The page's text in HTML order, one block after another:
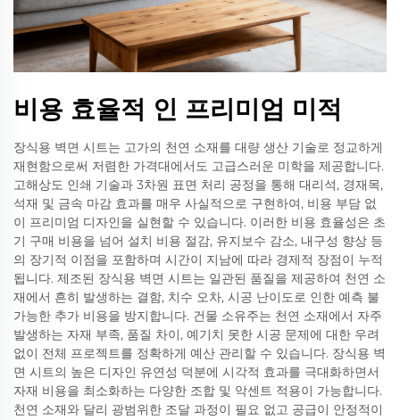
비용 효율적 인 프리미엄 미적
장식용 벽면 시트는 고가의 천연 소재를 대량 생산 기술로 정교하게
재현함으로써 저렴한 가격대에서도 고급스러운 미학을 제공합니다.
고해상도 인쇄 기술과 3차원 표면 처리 공정을 통해 대리석, 경재목,
석재 및 금속 마감 효과를 매우 사실적으로 구현하여, 비용 부담 없
이 프리미엄 디자인을 실현할 수 있습니다. 이러한 비용 효율성은 초
기 구매 비용을 넘어 설치 비용 절감, 유지보수 감소, 내구성 향상 등
의 장기적 이점을 포함하며 시간이 지남에 따라 경제적 장점이 누적
됩니다. 제조된 장식용 벽면 시트는 일관된 품질을 제공하여 천연 소
재에서 흔히 발생하는 결함, 치수 오차, 시공 난이도로 인한 예측 불
가능한 추가 비용을 방지합니다. 건물 소유주는 천연 소재에서 자주
발생하는 자재 부족, 품질 차이, 예기치 못한 시공 문제에 대한 우려
없이 전체 프로젝트를 정확하게 예산 관리할 수 있습니다. 장식용 벽
면 시트의 높은 디자인 유연성 덕분에 시각적 효과를 극대화하면서
자재 비용을 최소화하는 다양한 조합 및 악센트 적용이 가능합니다.
천연 소재와 달리 광범위한 조달 과정이 필요 없고 공급이 안정적이